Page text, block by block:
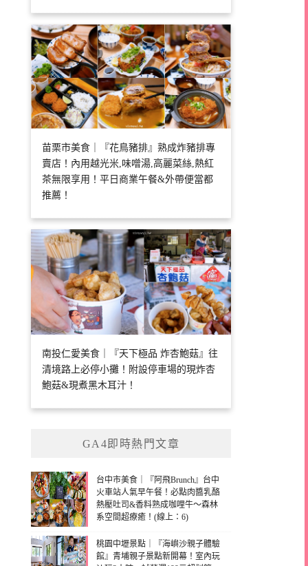
苗栗市美食｜『花鳥豬排』熟成炸豬排專
賣店！內用越光米,味噌湯,高麗菜絲,熱紅
茶無限享用！平日商業午餐&外帶便當都
推薦！
南投仁愛美食｜『天下極品 炸杏鮑菇』往
清境路上必停小攤！附設停車場的現炸杏
鮑菇&現煮黑木耳汁！
GA4即時熱門文章
台中市美食｜『阿飛Brunch』台中
火車站人氣早午餐！必點肉醬乳酪
熱壓吐司&香料熟成咖哩牛～森林
系空間超療癒！(線上：6)
桃園中壢景點｜『海嶼沙親子體驗
館』青埔親子景點新開幕！室內玩